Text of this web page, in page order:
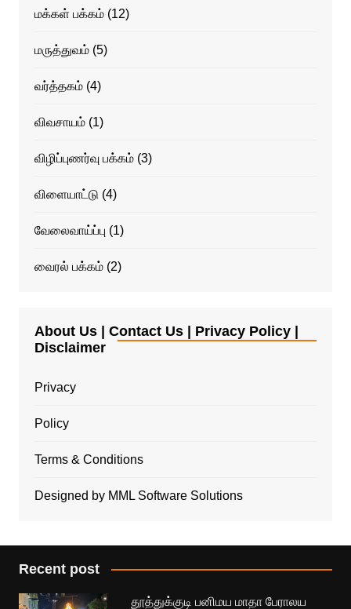
மக்கள் பக்கம்(12)
மருத்துவம்(5)
வர்த்தகம்(4)
விவசாயம்(1)
விழிப்புணர்வு பக்கம்(3)
விளையாட்டு (4)
வேலைவாய்ப்பு (1)
வைரல் பக்கம்(2)
About Us | Contact Us | Privacy Policy |
Disclaimer
Privacy
Policy
Terms & Conditions
Designed by MML Software Solutions
Recent post
தூத்துக்குடி பனிமய மாதா பேராலய